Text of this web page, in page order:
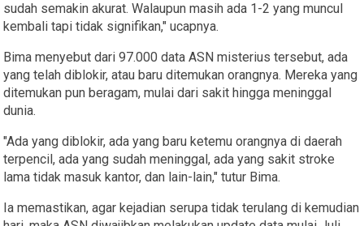
sudah semakin akurat. Walaupun masih ada 1-2 yang muncul
kembali tapi tidak signifikan," ucapnya.
Bima menyebut dari 97.000 data ASN misterius tersebut, ada
yang telah diblokir, atau baru ditemukan orangnya. Mereka yang
ditemukan pun beragam, mulai dari sakit hingga meninggal
dunia.
"Ada yang diblokir, ada yang baru ketemu orangnya di daerah
terpencil, ada yang sudah meninggal, ada yang sakit stroke
lama tidak masuk kantor, dan lain-lain," tutur Bima.
Ia memastikan, agar kejadian serupa tidak terulang di kemudian